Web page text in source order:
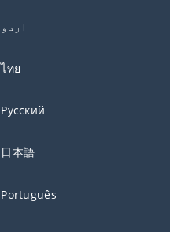
اردو
ไทย
Русский
日本語
Português